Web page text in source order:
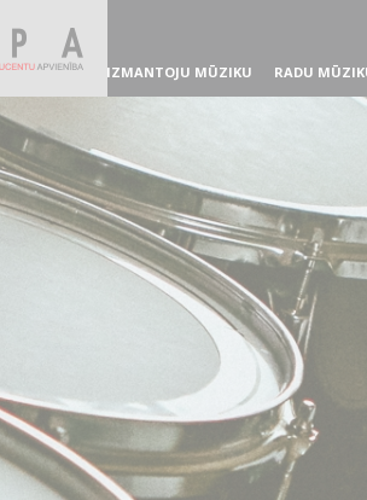
IZMANTOJU MŪZIKU RADU